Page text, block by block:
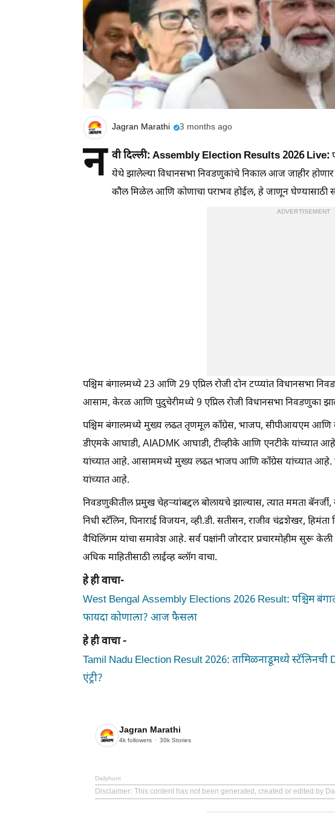
Jagran Marathi 3 months ago
न वी दिल्ली: Assembly Election Results 2026 Live:
येथे झालेल्या विधानसभा निवडणुकांचे निकाल आज जाहीर
कौल मिळेल आणि कोणाचा पराभव होईल, हे जाणून
ADVERTISEMENT
पश्चिम बंगालमध्ये 23 आणि 29 एप्रिल रोजी दोन टप्प्यांत विधानसभा
आसाम, केरळ आणि पुदुचेरीमध्ये 9 एप्रिल रोजी विधानसभा निवडणुका
पश्चिम बंगालमध्ये मुख्य लढत तृणमूल काँग्रेस, भाजप, सीपीआयएम आणि
डीएमके आघाडी, AIADMK आघाडी, टीव्हीके आणि एनटीके
यांच्यात आहे. आसाममध्ये मुख्य लढत भाजप आणि काँग्रेस यांच्यात आहे.
यांच्यात आहे.
निवडणुकीतील प्रमुख चेहऱ्यांबद्दल बोलायचे झाल्यास, त्यात ममता
निधी स्टॅलिन, पिनाराई विजयन, व्ही.डी. सतीसन, राजीव चंद्रशेखर, हिमंता
वैथिलिंगम यांचा समावेश आहे. सर्व पक्षांनी जोरदार प्रचारमोहीम सुरू
अधिक माहितीसाठी लाईव्ह ब्लॉग वाचा.
हे ही वाचा-
West Bengal Assembly Elections 2026 Result: पश्चिम
फायदा कोणाला? आज फैसला
हे ही वाचा -
Tamil Nadu Election Result 2026: तामिळनाडूमध्ये स्टॅलिनची
एंट्री?
Jagran Marathi
4k followers 30k Stories
Dailyhunt
Disclaimer: This content has not been generated, created or edited by